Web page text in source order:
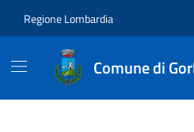
Regione Lombardia
Comune di